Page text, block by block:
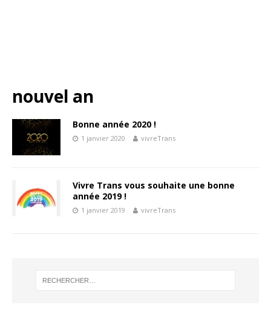
nouvel an
Bonne année 2020 !
1 janvier 2020 vivreTrans
Vivre Trans vous souhaite une bonne
année 2019 !
1 janvier 2019 vivreTrans